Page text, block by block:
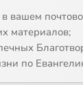
вашем
материалов;
по